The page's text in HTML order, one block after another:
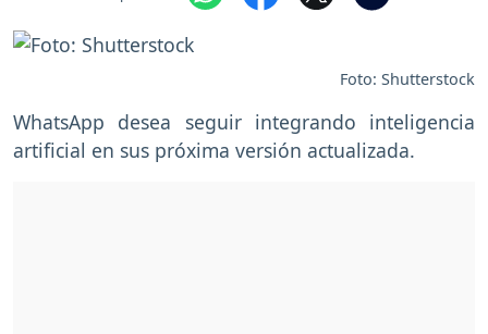
Foto: Shutterstock
WhatsApp desea seguir integrando inteligencia
artificial en sus próxima versión actualizada.